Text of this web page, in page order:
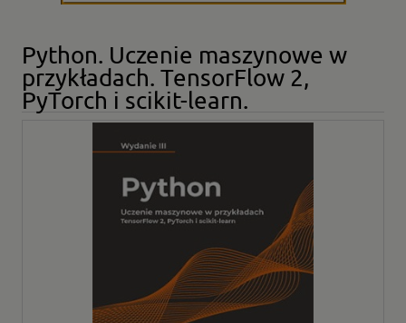
Python. Uczenie maszynowe w
przykładach. TensorFlow 2,
PyTorch i scikit-learn.